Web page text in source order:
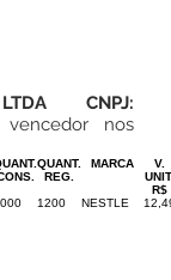
CNPJ:
nos
QUANT.
REG.
MARCA
V.
UNIT.
R$
1200 NESTLE 12,49